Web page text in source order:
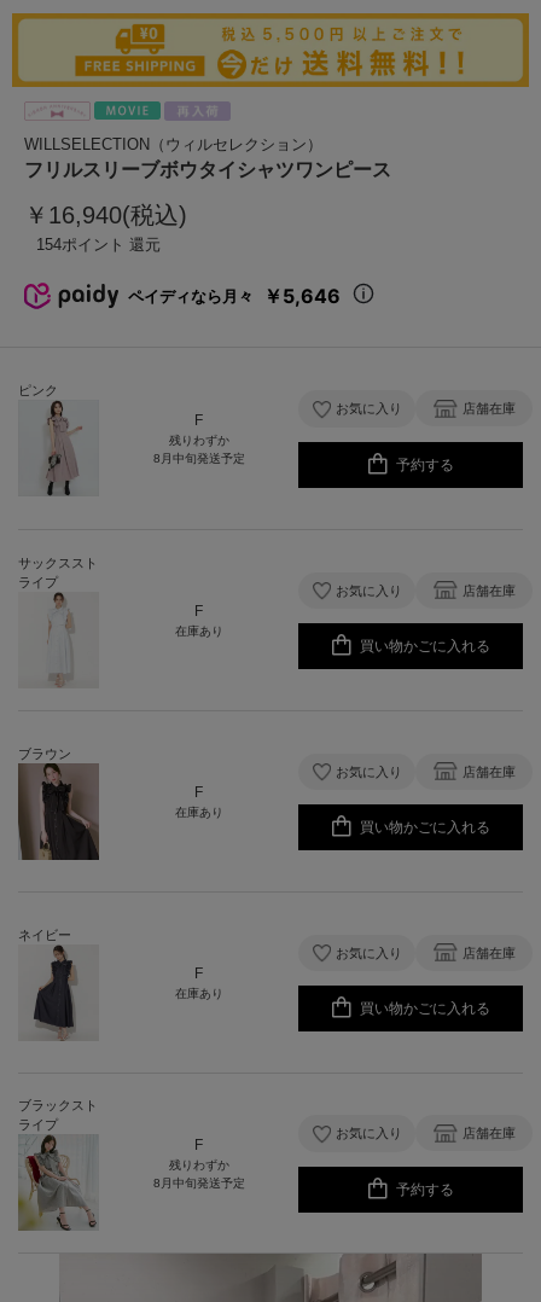
WILLSELECTION（ウィルセレクション）
フリルスリーブボウタイシャツワンピース
￥16,940(税込)
154
ピンク
F
残りわずか
8月中旬発送予定
お気に入り 店舗在庫
予約する
サックススト
ライプ
F
在庫あり
お気に入り 店舗在庫
買い物かごに入れる
ブラウン
F
在庫あり
お気に入り 店舗在庫
買い物かごに入れる
ネイビー
F
在庫あり
お気に入り 店舗在庫
買い物かごに入れる
ブラックスト
ライプ
F
残りわずか
8月中旬発送予定
お気に入り 店舗在庫
予約する
ペイディなら月々 ￥5,646